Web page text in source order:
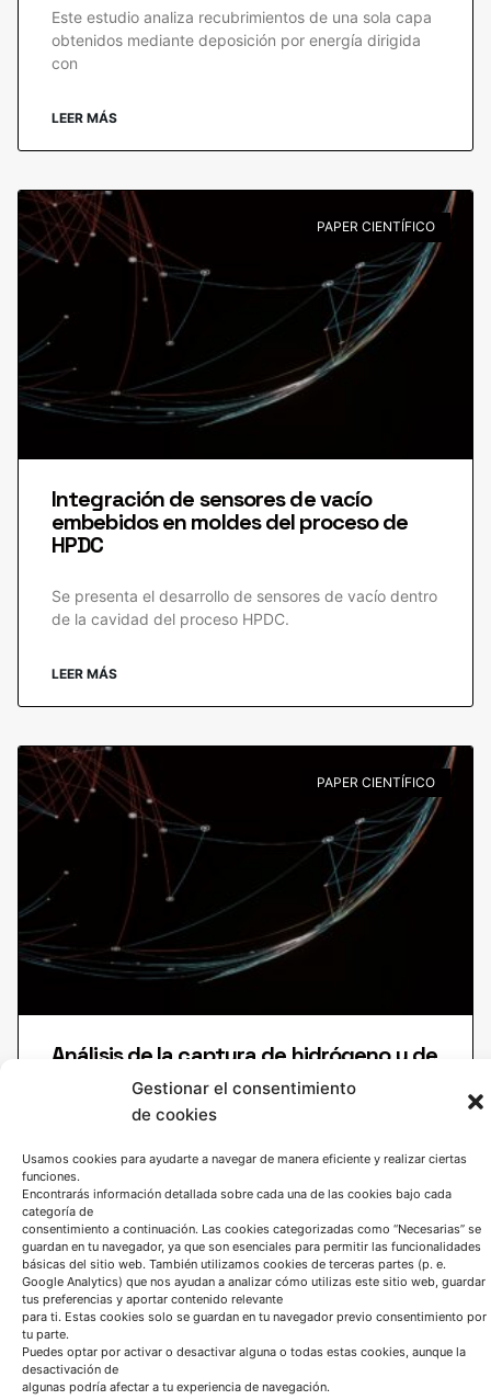
Gestionar el consentimiento
de cookies
Usamos cookies para ayudarte a navegar de manera eficiente y realizar ciertas
funciones.
Encontrarás información detallada sobre cada una de las cookies bajo cada
categoría de
consentimiento a continuación. Las cookies categorizadas como “Necesarias” se
guardan en tu navegador, ya que son esenciales para permitir las funcionalidades
básicas del sitio web. También utilizamos cookies de terceras partes (p. e.
Google Analytics) que nos ayudan a analizar cómo utilizas este sitio web, guardar
tus preferencias y aportar contenido relevante
para ti. Estas cookies solo se guardan en tu navegador previo consentimiento por
tu parte.
Puedes optar por activar o desactivar alguna o todas estas cookies, aunque la
desactivación de
algunas podría afectar a tu experiencia de navegación.
Este estudio analiza recubrimientos de una sola capa
obtenidos mediante deposición por energía dirigida
con
LEER MÁS
PAPER CIENTÍFICO
Integración de sensores de vacío
embebidos en moldes del proceso de
HPDC
Se presenta el desarrollo de sensores de vacío dentro
de la cavidad del proceso HPDC.
LEER MÁS
PAPER CIENTÍFICO
Análisis de la captura de hidrógeno y de
los espectros de desorción en acero
martensítico 300M de ultra alta
resistencia: estudio experimental y de
modelización
En el presente trabajo se estudiaron la difusión y la
captura de hidrógeno en acero
LEER MÁS
← Atrás 1 2 3 4 5 Siguiente →